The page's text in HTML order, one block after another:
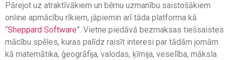
Pārejot uz atraktīvākiem un bērnu uzmanību saistošākiem
online apmācību rīkiem, jāpiemin arī tāda platforma kā
“Sheppard Software”. Vietne piedāvā bezmaksas tiešsaistes
mācību spēles, kuras palīdz raisīt interesi par tādām jomām
kā matemātika, ģeogrāfija, valodas, ķīmija, veselība, māksla